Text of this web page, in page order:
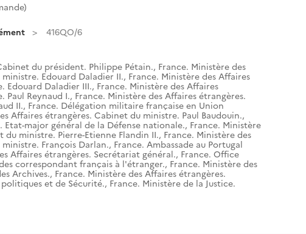
416QO/6
du président. Philippe Pétain., France. Ministère des
Edouard Daladier II., France. Ministère des Affaires
Edouard Daladier III., France. Ministère des Affaires
Paul Reynaud I., France. Ministère des Affaires étrangères.
II., France. Délégation militaire française en Union
Affaires étrangères. Cabinet du ministre. Paul Baudouin.,
Etat-major général de la Défense nationale., France. Ministère
du ministre. Pierre-Etienne Flandin II., France. Ministère des
François Darlan., France. Ambassade au Portugal
Affaires étrangères. Secrétariat général., France. Office
correspondant français à l'étranger., France. Ministère des
Archives., France. Ministère des Affaires étrangères.
et de Sécurité., France. Ministère de la Justice.